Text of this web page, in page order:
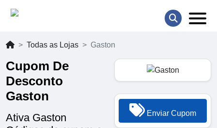
Todas as Lojas Gaston
Cupom De
Desconto
Gaston
Ativa Gaston
Enviar Cupom